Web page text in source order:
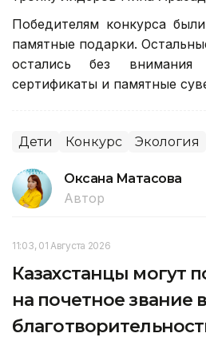
Победителям конкурса
памятные подарки.
остались без
сертификаты и памятные
Дети Конкурс Экология
Оксана Матасова
Автор
11:03, 01 Августа 2026
Казахстанцы могут
на почетное звание